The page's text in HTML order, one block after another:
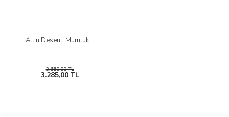
Altın Desenli Mumluk
3.650,00 TL
3.285,00 TL